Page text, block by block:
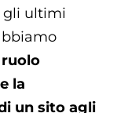
gli ultimi
la
un sito agli